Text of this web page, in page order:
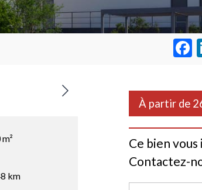
km
À partir de
Ce bien
Contactez-